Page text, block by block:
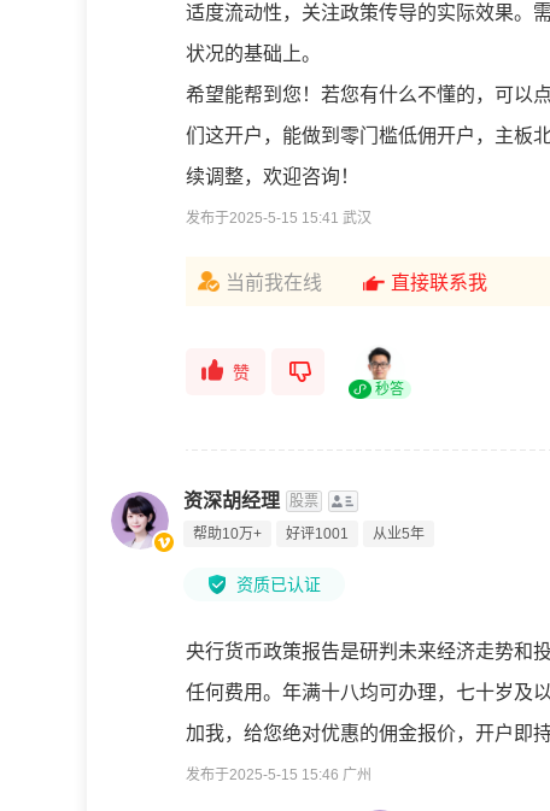
适度流动性，关注政策传导的实际效果。
状况的基础上。
希望能帮到您！若您有什么不懂的，可以
们这开户，能做到零门槛低佣开户，主板
续调整，欢迎咨询！
发布于2025-5-15 15:41 武汉
当前我在线 直接联系我
赞
秒答
资深胡经理 股票
帮助10万+
好评1001 从业5年
资质已认证
央行货币政策报告是研判未来经济走势和
任何费用。年满十八均可办理，七十岁及
加我，给您绝对优惠的佣金报价，开户即
发布于2025-5-15 15:46 广州